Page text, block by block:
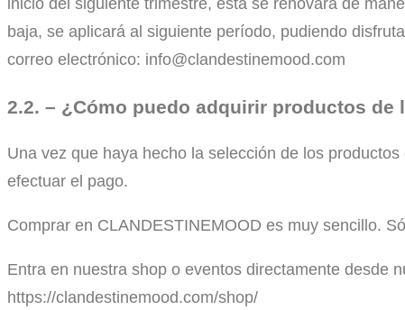
baja, se aplicará al siguiente período, pudiendo
correo electrónico: info@clandestinemood.com
2.2. – ¿Cómo puedo adquirir productos de
Una vez que haya hecho la selección de los
efectuar el pago.
Comprar en CLANDESTINEMOOD es muy sencillo.
Entra en nuestra shop o eventos directamente desde
https://clandestinemood.com/shop/